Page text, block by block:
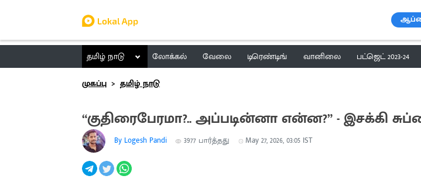
தமிழ் நாடு லோக்கல் வேலை டிரெண்டிங் வானிலை பட்ஜெட் 2023-24
முகப்பு
தமிழ் நாடு
“குதிரைபேரமா?.. அப்படின்னா என்ன?” - இசக்கி
By Logesh Pandi 3977 பார்த்தது May 27, 2026, 03:05 IST